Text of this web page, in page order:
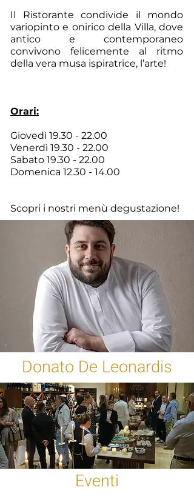
Il Ristorante condivide il mondo
variopinto e onirico della Villa, dove
antico e contemporaneo
convivono felicemente al ritmo
della vera musa ispiratrice, l’arte!
Orari:
Giovedì 19.30 - 22.00
Venerdì 19.30 - 22.00
Sabato 19.30 - 22.00
Domenica 12.30 - 14.00
Scopri i nostri menù degustazione!
Donato De Leonardis
Eventi